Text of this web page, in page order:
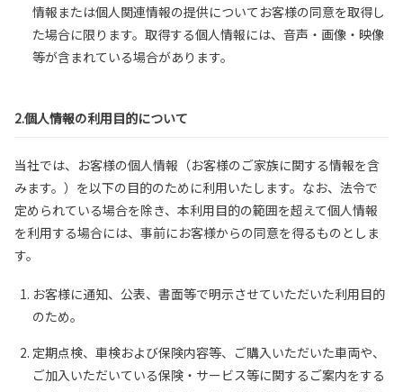
情報または個人関連情報の提供についてお客様の同意を取得し
た場合に限ります。取得する個人情報には、音声・画像・映像
等が含まれている場合があります。
2.個人情報の利用目的について
当社では、お客様の個人情報（お客様のご家族に関する情報を含
みます。）を以下の目的のために利用いたします。なお、法令で
定められている場合を除き、本利用目的の範囲を超えて個人情報
を利用する場合には、事前にお客様からの同意を得るものとしま
す。
お客様に通知、公表、書面等で明示させていただいた利用目的
のため。
定期点検、車検および保険内容等、ご購入いただいた車両や、
ご加入いただいている保険・サービス等に関するご案内をする